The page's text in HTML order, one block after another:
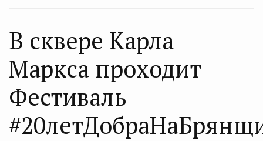
В сквере Карла
Маркса проходит
Фестиваль